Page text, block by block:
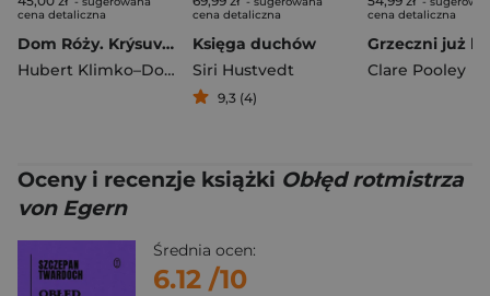
cena detaliczna
Dom Róży. Krýsuvik
Hubert Klimko–Dobrzaniecki
cena detaliczna
Księga duchów
Siri Hustvedt
9,3 (4)
cena detaliczna
Clare Pooley
Oceny i recenzje książki Obłęd rotmistrza
von Egern
Średnia ocen:
6.12 /10